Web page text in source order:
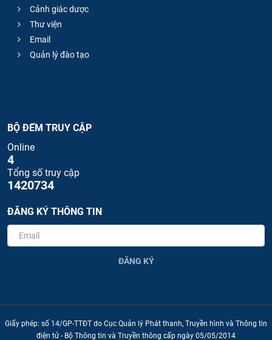
Cảnh giác dược
Thư viện
Email
Quản lý đào tạo
BỘ ĐẾM TRUY CẬP
Online
4
Tổng số truy cập
1420734
ĐĂNG KÝ THÔNG TIN
ĐĂNG KÝ
Giấy phép: số 14/GP-TTĐT do Cục Quản lý Phát thanh, Truyền hình và Thông tin
điện tử - Bộ Thông tin và Truyền thông cấp ngày 05/05/2014